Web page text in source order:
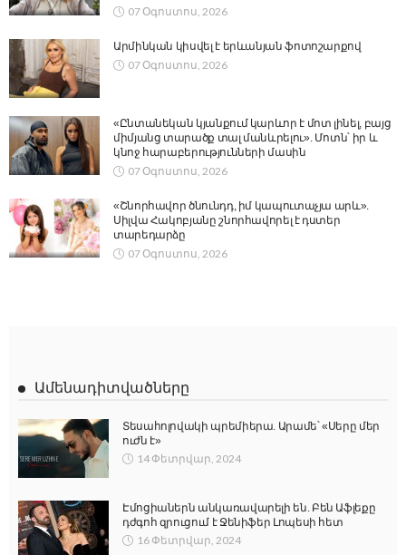
07 Օգոստոս, 2026
Արմինկան կիսվել է երևանյան ֆոտոշարքով
07 Օգոստոս, 2026
«Ընտանեկան կյանքում կարևոր է մոտ լինել, բայց
միմյանց տարածք տալ մանևրելու». Մոտն՝ իր և
կնոջ հարաբերությունների մասին
07 Օգոստոս, 2026
«Շնորհավոր ծնունդդ, իմ կապուտաչյա արև».
Սիլվա Հակոբյանը շնորհավորել է դստեր
տարեդարձը
07 Օգոստոս, 2026
Ամենադիտվածները
Տեսահոլովակի պրեմիերա. Արամե՝ «Սերը մեր
ուժն է»
14 Փետրվար, 2024
Էմոցիաներն անկառավարելի են. Բեն Աֆլեքը
դժգոհ զրուցում է Ջենիֆեր Լոպեսի հետ
16 Փետրվար, 2024